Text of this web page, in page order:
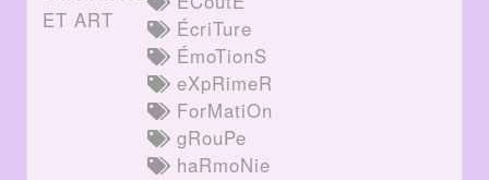
ET ART
ÉcriTure
ÉmoTionS
eXpRimeR
ForMatiOn
gRouPe
haRmoNie